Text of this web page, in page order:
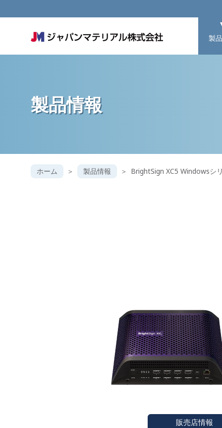
製
製品情報
ホーム 製品情報 BrightSign XC5 Windowsシ
販売店情報